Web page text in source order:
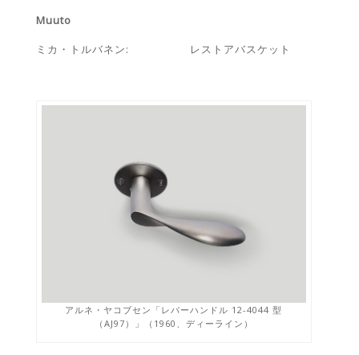
Muuto
ミカ・トルバネン: レストアバスケット
アルネ・ヤコブセン「レバーハンドル 12-4044 型
（AJ97）」（1960、ディーライン）